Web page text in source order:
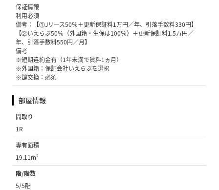
保証情報
利用必須
備考：【①Jリース50％＋更新保証料1万円／年、引落手数料330円】
【②いえらぶ50％（外国籍・生保は100％）＋更新保証料1.5万円／
年、引落手数料550円／月】
備考
※短期違約金有（1年未満で賃料1ヵ月）
※外国籍：保証会社いえらぶを選択
※鍵交換：必須
部屋情報
間取り
1R
専有面積
19.11m²
階/階数
5/5階